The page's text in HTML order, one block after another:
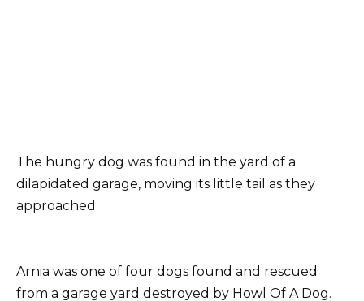
The hungry dog was found in the yard of a
dilapidated garage, moving its little tail as they
approached
Arnia was one of four dogs found and rescued
from a garage yard destroyed by Howl Of A Dog.